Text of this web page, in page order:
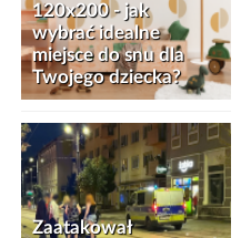
120x200 - jak
wybrać idealne
miejsce do snu dla
Twojego dziecka?
Zaatakował